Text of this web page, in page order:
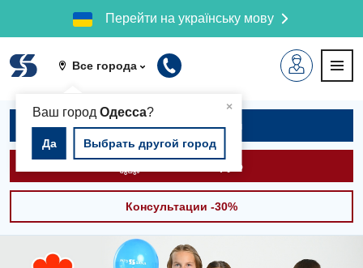
Перейти на українську мову
Все города
×
Ваш город Одесса?
Да Выбрать другой город
Записаться на приём
Вызвать скорую
Консультации -30%